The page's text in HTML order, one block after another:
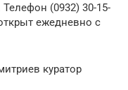
Телефон (0932) 30-15-
ежедневно с
куратор